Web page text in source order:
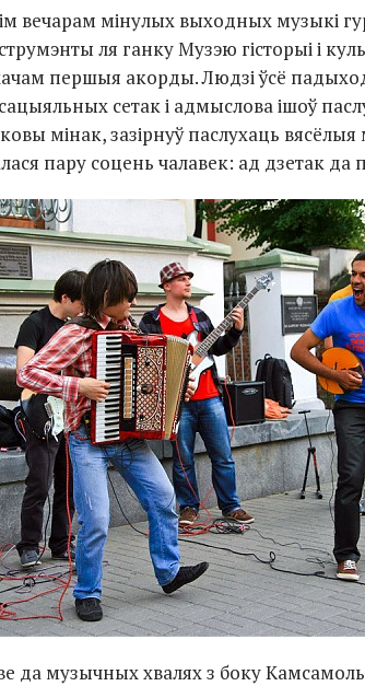
вечарам мінулых выходных музыкі
ля ганку Музэю гісторыі і
першыя акорды. Людзі ўсё
сетак і адмыслова ішоў
мінак, зазірнуў паслухаць вясёлыя
пару соцень чалавек: ад дзетак да
да музычных хвалях з боку